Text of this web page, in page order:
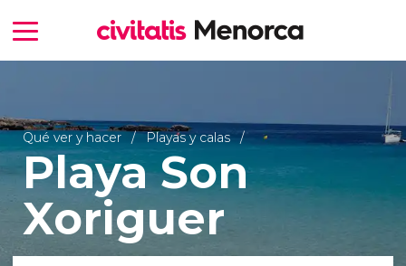
Qué ver y hacer Playas y calas
Playa Son
Xoriguer